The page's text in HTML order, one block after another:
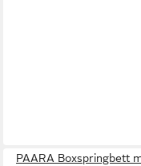
PAARA Boxspringbett